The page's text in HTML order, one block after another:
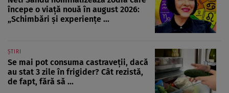
începe o viață nouă în august 2026:
„Schimbări și experiențe ...
ȘTIRI
Se mai pot consuma castraveții, dacă
au stat 3 zile în frigider? Cât rezistă,
de fapt, fără să ...